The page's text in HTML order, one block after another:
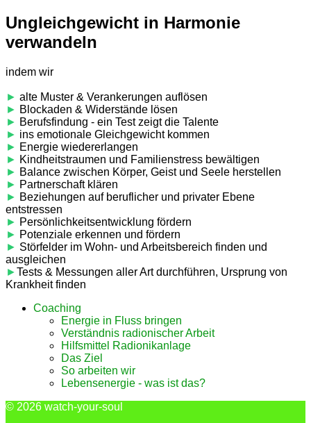
Ungleichgewicht in Harmonie
verwandeln
indem wir
► alte Muster & Verankerungen auflösen
► Blockaden & Widerstände lösen
► Berufsfindung - ein Test zeigt die Talente
► ins emotionale Gleichgewicht kommen
► Energie wiedererlangen
► Kindheitstraumen und Familienstress bewältigen
► Balance zwischen Körper, Geist und Seele herstellen
► Partnerschaft klären
► Beziehungen auf beruflicher und privater Ebene
entstressen
► Persönlichkeitsentwicklung fördern
► Potenziale erkennen und fördern
► Störfelder im Wohn- und Arbeitsbereich finden und
ausgleichen
►Tests & Messungen aller Art durchführen, Ursprung von
Krankheit finden
Coaching
Energie in Fluss bringen
Verständnis radionischer Arbeit
Hilfsmittel Radionikanlage
Das Ziel
So arbeiten wir
Lebensenergie - was ist das?
© 2026 watch-your-soul